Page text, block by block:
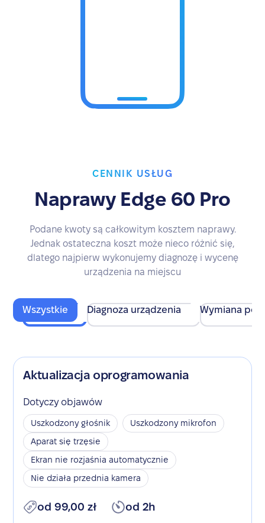
CENNIK USŁUG
Naprawy Edge 60 Pro
Podane kwoty są całkowitym kosztem naprawy.
Jednak ostateczna koszt może nieco różnić się,
dlatego najpierw wykonujemy diagnozę i wycenę
urządzenia na miejscu
Wszystkie Diagnoza urządzenia Wymiana
Aktualizacja oprogramowania
Dotyczy objawów
Uszkodzony głośnik
Uszkodzony mikrofon
Aparat się trzęsie
Ekran nie rozjaśnia automatycznie
Nie działa przednia kamera
od 99,00 zł od 2h